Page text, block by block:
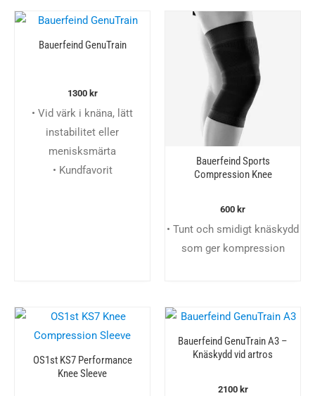
Bauerfeind GenuTrain
1300 kr
• Vid värk i knäna, lätt
instabilitet eller
menisksmärta
• Kundfavorit
Bauerfeind Sports
Compression Knee
600 kr
• Tunt och smidigt knäskydd
som ger kompression
OS1st KS7 Performance
Knee Sleeve
Bauerfeind GenuTrain A3 –
Knäskydd vid artros
2100 kr